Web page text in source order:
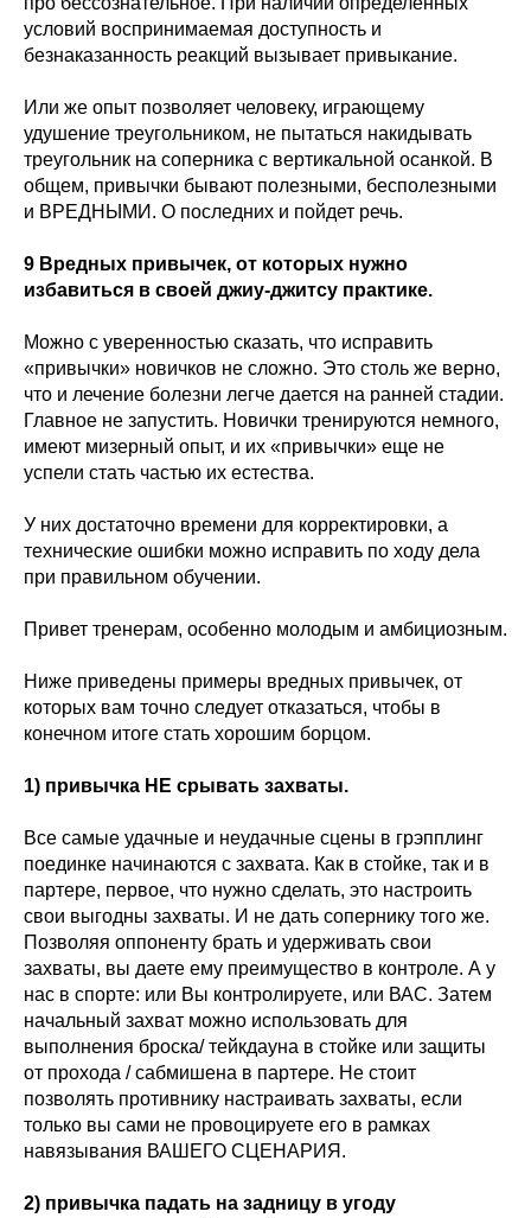
условий воспринимаемая доступность и
безнаказанность реакций вызывает привыкание.
Или же опыт позволяет человеку, играющему
удушение треугольником, не пытаться накидывать
треугольник на соперника с вертикальной осанкой. В
общем, привычки бывают полезными, бесполезными
и ВРЕДНЫМИ. О последних и пойдет речь.
9 Вредных привычек, от которых нужно
избавиться в своей джиу-джитсу практике.
Можно с уверенностью сказать, что исправить
«привычки» новичков не сложно. Это столь же верно,
что и лечение болезни легче дается на ранней стадии.
Главное не запустить. Новички тренируются немного,
имеют мизерный опыт, и их «привычки» еще не
успели стать частью их естества.
У них достаточно времени для корректировки, а
технические ошибки можно исправить по ходу дела
при правильном обучении.
Привет тренерам, особенно молодым и амбициозным.
Ниже приведены примеры вредных привычек, от
которых вам точно следует отказаться, чтобы в
конечном итоге стать хорошим борцом.
1) привычка НЕ срывать захваты.
Все самые удачные и неудачные сцены в грэпплинг
поединке начинаются с захвата. Как в стойке, так и в
партере, первое, что нужно сделать, это настроить
свои выгодны захваты. И не дать сопернику того же.
Позволяя оппоненту брать и удерживать свои
захваты, вы даете ему преимущество в контроле. А у
нас в спорте: или Вы контролируете, или ВАС. Затем
начальный захват можно использовать для
выполнения броска/ тейкдауна в стойке или защиты
от прохода / сабмишена в партере. Не стоит
позволять противнику настраивать захваты, если
только вы сами не провоцируете его в рамках
навязывания ВАШЕГО СЦЕНАРИЯ.
2) привычка падать на задницу в угоду